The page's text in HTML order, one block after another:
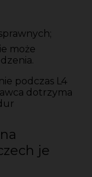
może
podczas L4
dotrzyma
je